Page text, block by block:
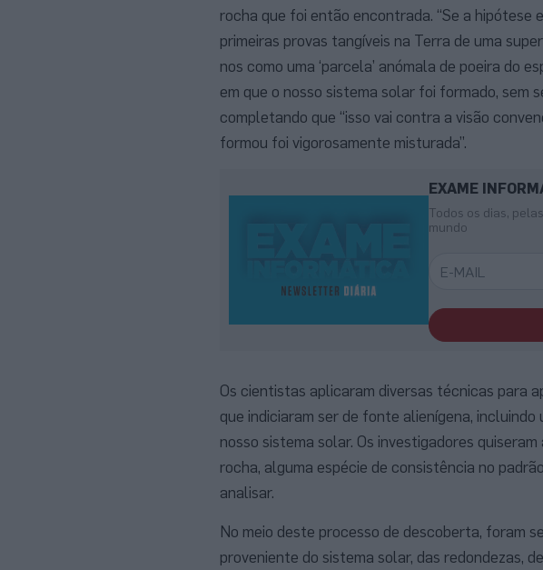
rocha que foi então encontrada. “Se a
primeiras provas tangíveis na Terra de uma
nos como uma ‘parcela’ anómala de poeira do
em que o nosso sistema solar foi formado, sem
completando que “isso vai contra a visão
formou foi vigorosamente misturada”.
EXAME
Todos os dias,
mundo
Os cientistas aplicaram diversas técnicas para
que indiciaram ser de fonte alienígena,
nosso sistema solar. Os investigadores
rocha, alguma espécie de consistência no
analisar.
No meio deste processo de descoberta, foram
proveniente do sistema solar, das redondezas,